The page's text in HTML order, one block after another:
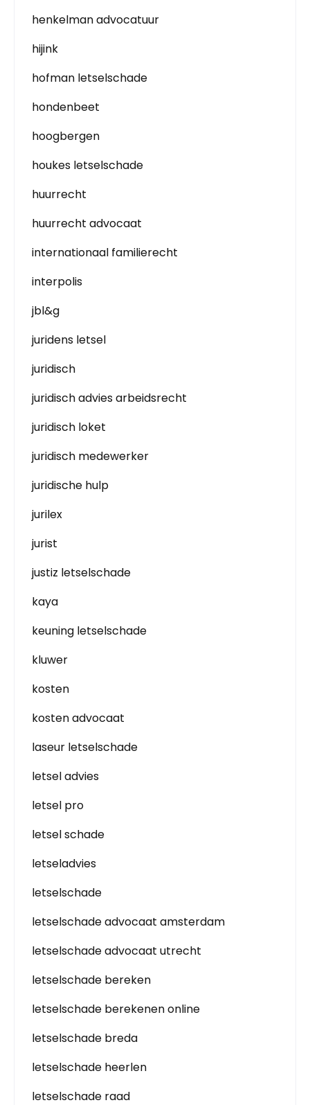
henkelman advocatuur
hijink
hofman letselschade
hondenbeet
hoogbergen
houkes letselschade
huurrecht
huurrecht advocaat
internationaal familierecht
interpolis
jbl&g
juridens letsel
juridisch
juridisch advies arbeidsrecht
juridisch loket
juridisch medewerker
juridische hulp
jurilex
jurist
justiz letselschade
kaya
keuning letselschade
kluwer
kosten
kosten advocaat
laseur letselschade
letsel advies
letsel pro
letsel schade
letseladvies
letselschade
letselschade advocaat amsterdam
letselschade advocaat utrecht
letselschade bereken
letselschade berekenen online
letselschade breda
letselschade heerlen
letselschade raad